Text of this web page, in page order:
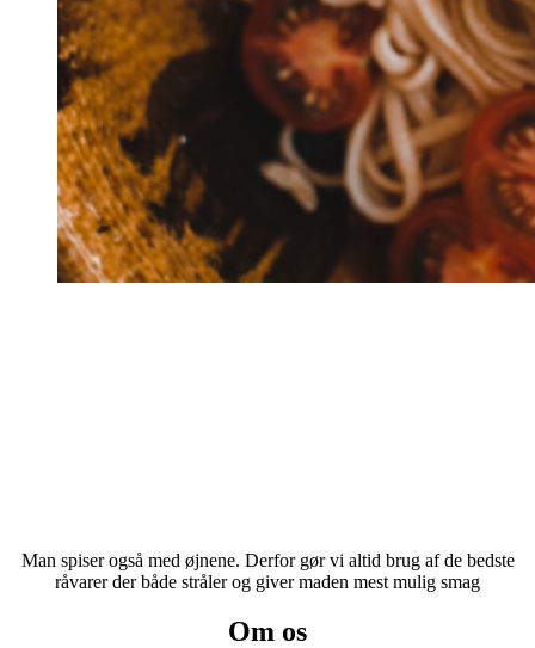
Man spiser også med øjnene. Derfor gør vi altid brug af de bedste
råvarer der både stråler og giver maden mest mulig smag
Om os